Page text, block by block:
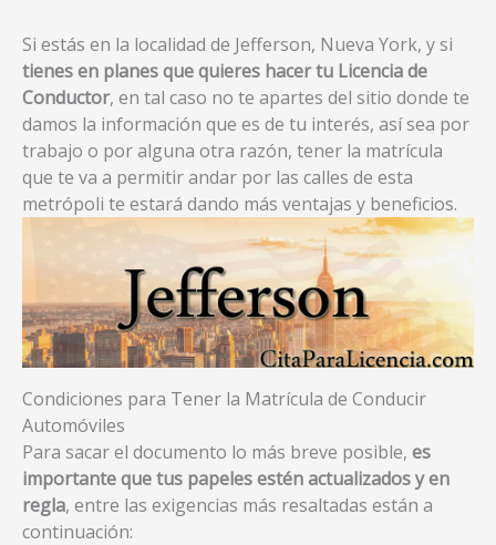
Si estás en la localidad de Jefferson, Nueva York, y si
tienes en planes que quieres hacer tu Licencia de
Conductor, en tal caso no te apartes del sitio donde te
damos la información que es de tu interés, así sea por
trabajo o por alguna otra razón, tener la matrícula
que te va a permitir andar por las calles de esta
metrópoli te estará dando más ventajas y beneficios.
Condiciones para Tener la Matrícula de Conducir
Automóviles
Para sacar el documento lo más breve posible, es
importante que tus papeles estén actualizados y en
regla, entre las exigencias más resaltadas están a
continuación: